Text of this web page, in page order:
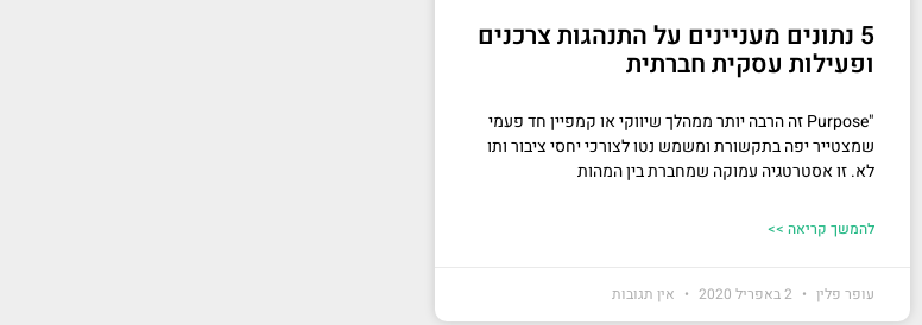
5 נתונים מעניינים על התנהגות צרכנים
ופעילות עסקית חברתית
"Purpose זה הרבה יותר ממהלך שיווקי או קמפיין חד פעמי
שמצטייר יפה בתקשורת ומשמש נטו לצורכי יחסי ציבור ותו
לא. זו אסטרטגיה עמוקה שמחברת בין המהות
להמשך קריאה >>
עופר פלין אין תגובות